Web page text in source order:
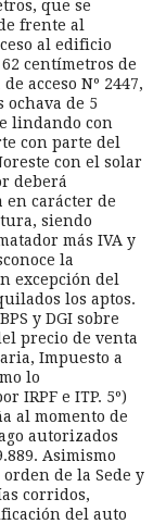
que se
frente al
al edificio
centímetros de
acceso Nº 2447,
de 5
lindando con
con parte del
con el solar
deberá
en carácter de
siendo
más IVA y
la
excepción del
los aptos.
y DGI sobre
precio de venta
Impuesto a
lo
IRPF e ITP. 5º)
al momento de
autorizados
Asimismo
de la Sede y
corridos,
del auto